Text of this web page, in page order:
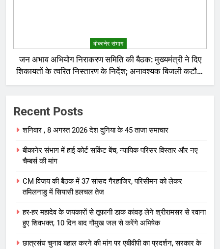
बीकानेर संभाग
जन अभाव अभियोग निराकरण समिति की बैठक: मुख्यमंत्री ने दिए
शिकायतों के त्वरित निस्तारण के निर्देश; अनावश्यक बिजली कटौती
पर सख्त रुख
Recent Posts
शनिवार , 8 अगस्त 2026 देश दुनिया के 45 ताजा समाचार
बीकानेर संभाग में हाई कोर्ट सर्किट बेंच, न्यायिक परिसर विस्तार और नए
चैम्बर्स की मांग
CM विजय की बैठक में 37 सांसद गैरहाजिर, परिसीमन को लेकर
तमिलनाडु में सियासी हलचल तेज
हर-हर महादेव के जयकारों से तूफानी डाक कांवड़ लेने श्रीरामसर से रवाना
हुए शिवभक्त, 10 दिन बाद गौमुख जल से करेंगे अभिषेक
छात्रसंघ चुनाव बहाल करने की मांग पर एबीवीपी का प्रदर्शन, सरकार के